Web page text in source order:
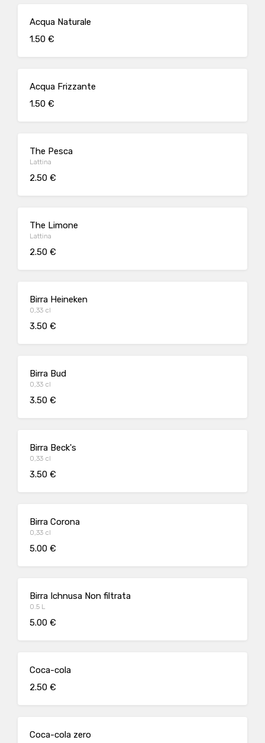
Acqua Naturale
1.50 €
Acqua Frizzante
1.50 €
The Pesca
Lattina
2.50 €
The Limone
Lattina
2.50 €
Birra Heineken
0,33 cl
3.50 €
Birra Bud
0,33 cl
3.50 €
Birra Beck's
0,33 cl
3.50 €
Birra Corona
0,33 cl
5.00 €
Birra Ichnusa Non filtrata
0.5 L
5.00 €
Coca-cola
2.50 €
Coca-cola zero